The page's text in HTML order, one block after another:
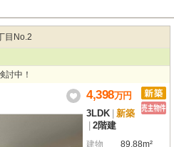
気と適温の環境。断熱等性能等級 6（UA
載で光熱費も抑えられます。耐震等級 3
がナフサショック前の価格で購入できる最
目No.2
討中！
4,398万円
3LDK 新築
2階建
建物
89.88m²